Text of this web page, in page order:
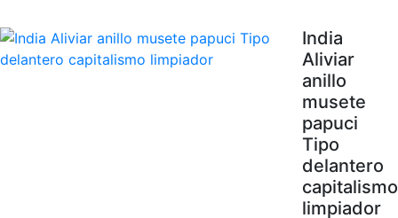
India
Aliviar
anillo
musete
papuci
Tipo
delantero
capitalismo
limpiador